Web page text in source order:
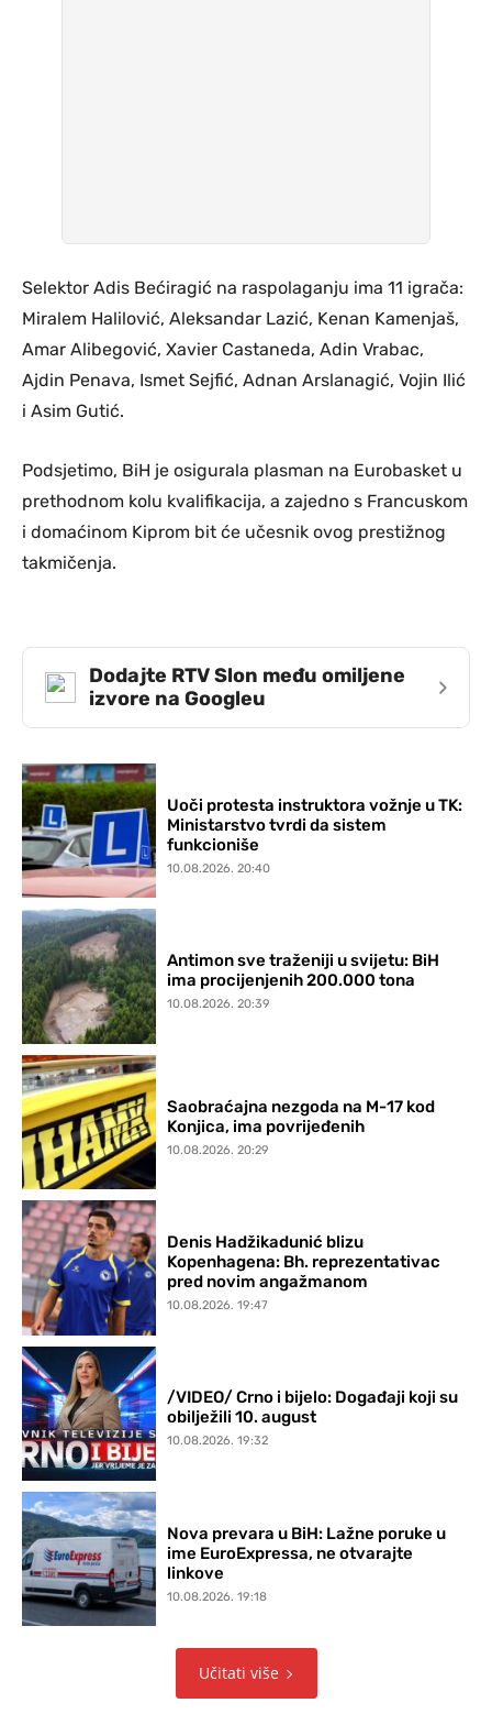
Selektor Adis Bećiragić na raspolaganju ima 11 igrača:
Miralem Halilović, Aleksandar Lazić, Kenan Kamenjaš,
Amar Alibegović, Xavier Castaneda, Adin Vrabac,
Ajdin Penava, Ismet Sejfić, Adnan Arslanagić, Vojin Ilić
i Asim Gutić.
Podsjetimo, BiH je osigurala plasman na Eurobasket u
prethodnom kolu kvalifikacija, a zajedno s Francuskom
i domaćinom Kiprom bit će učesnik ovog prestižnog
takmičenja.
Dodajte RTV Slon među omiljene
izvore na Googleu
›
Uoči protesta instruktora vožnje u TK:
Ministarstvo tvrdi da sistem
funkcioniše
10.08.2026. 20:40
Antimon sve traženiji u svijetu: BiH
ima procijenjenih 200.000 tona
10.08.2026. 20:39
Saobraćajna nezgoda na M-17 kod
Konjica, ima povrijeđenih
10.08.2026. 20:29
Denis Hadžikadunić blizu
Kopenhagena: Bh. reprezentativac
pred novim angažmanom
10.08.2026. 19:47
/VIDEO/ Crno i bijelo: Događaji koji su
obilježili 10. august
10.08.2026. 19:32
Nova prevara u BiH: Lažne poruke u
ime EuroExpressa, ne otvarajte
linkove
10.08.2026. 19:18
Učitati više